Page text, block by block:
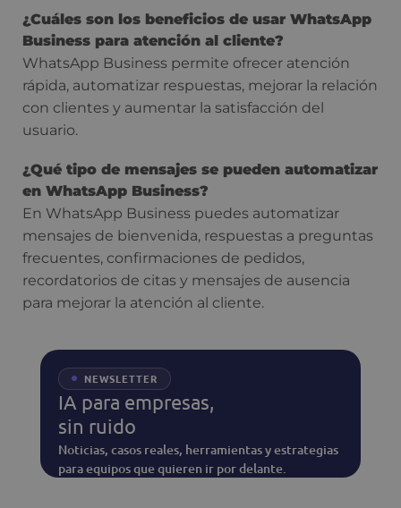
¿Cuáles son los beneficios de usar WhatsApp
Business para atención al cliente?
WhatsApp Business permite ofrecer atención
rápida, automatizar respuestas, mejorar la relación
con clientes y aumentar la satisfacción del
usuario.
¿Qué tipo de mensajes se pueden automatizar
en WhatsApp Business?
En WhatsApp Business puedes automatizar
mensajes de bienvenida, respuestas a preguntas
frecuentes, confirmaciones de pedidos,
recordatorios de citas y mensajes de ausencia
para mejorar la atención al cliente.
NEWSLETTER
IA para empresas,
sin ruido
Noticias, casos reales, herramientas y estrategias
para equipos que quieren ir por delante.